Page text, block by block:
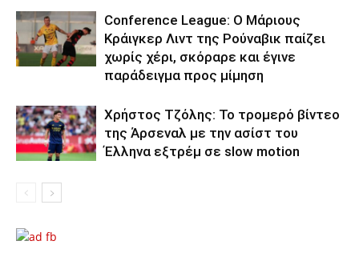
Conference League: Ο Μάριους
Κράιγκερ Λιντ της Ρούναβικ παίζει
χωρίς χέρι, σκόραρε και έγινε
παράδειγμα προς μίμηση
Χρήστος Τζόλης: Το τρομερό βίντεο
της Άρσεναλ με την ασίστ του
Έλληνα εξτρέμ σε slow motion